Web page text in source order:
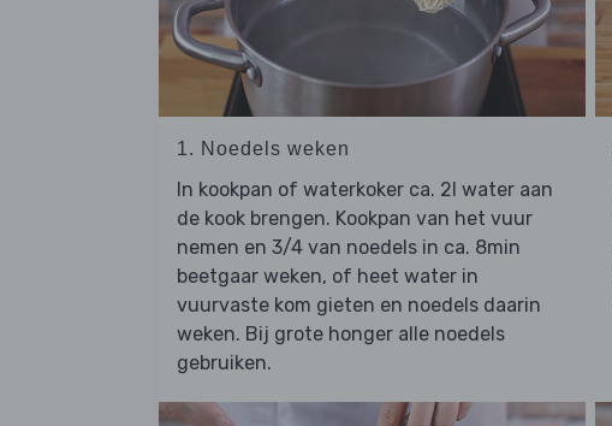
1. Noedels weken
In kookpan of waterkoker ca. 2l water aan
de kook brengen. Kookpan van het vuur
nemen en 3/4 van noedels in ca. 8min
beetgaar weken, of heet water in
vuurvaste kom gieten en noedels daarin
weken. Bij grote honger alle noedels
gebruiken.